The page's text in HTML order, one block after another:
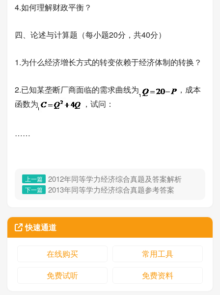
4.如何理解财政平衡？
四、论述与计算题（每小题20分，共40分）
1.为什么经济增长方式的转变依赖于经济体制的转换？
2.已知某垄断厂商面临的需求曲线为
，成本
函数为
，试问：
……
上一篇 2012年同等学力经济综合真题及答案解析
下一篇 2013年同等学力经济综合真题参考答案
快速通道
在线购买
常用工具
免费试听
免费资料